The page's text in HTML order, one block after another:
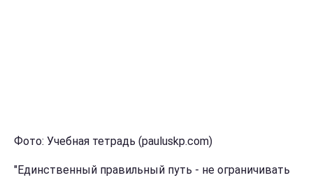
Фото: Учебная тетрадь (pauluskp.com)
"Единственный правильный путь - не ограничивать